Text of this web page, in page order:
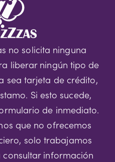
no solicita ninguna
liberar ningún tipo de
sea tarjeta de crédito,
Si esto sucede,
de inmediato.
que no ofrecemos
solo trabajamos
información